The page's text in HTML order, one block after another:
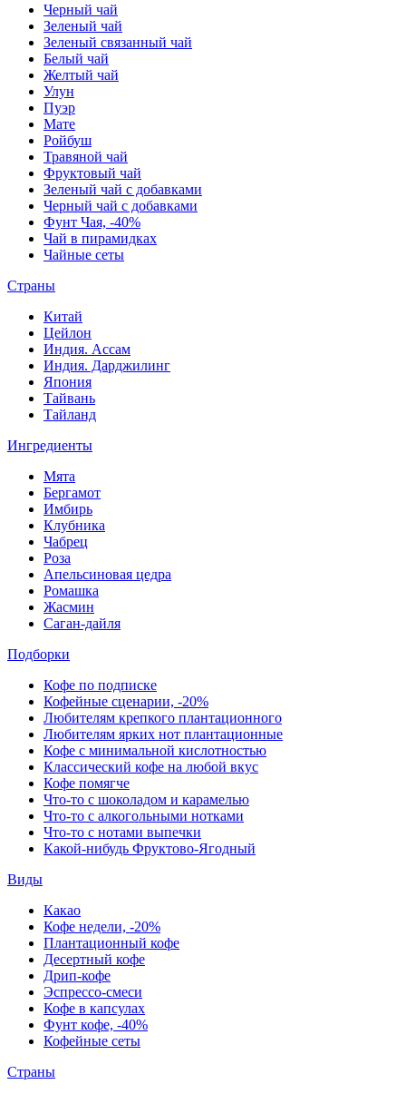
Черный чай
Зеленый чай
Зеленый связанный чай
Белый чай
Желтый чай
Улун
Пуэр
Мате
Ройбуш
Травяной чай
Фруктовый чай
Зеленый чай с добавками
Черный чай с добавками
Фунт Чая, -40%
Чай в пирамидках
Чайные сеты
Страны
Китай
Цейлон
Индия. Ассам
Индия. Дарджилинг
Япония
Тайвань
Тайланд
Ингредиенты
Мята
Бергамот
Имбирь
Клубника
Чабрец
Роза
Апельсиновая цедра
Ромашка
Жасмин
Саган-дайля
Подборки
Кофе по подписке
Кофейные сценарии, -20%
Любителям крепкого плантационного
Любителям ярких нот плантационные
Кофе с минимальной кислотностью
Классический кофе на любой вкус
Кофе помягче
Что-то с шоколадом и карамелью
Что-то с алкогольными нотками
Что-то с нотами выпечки
Какой-нибудь Фруктово-Ягодный
Виды
Какао
Кофе недели, -20%
Плантационный кофе
Десертный кофе
Дрип-кофе
Эспрессо-смеси
Кофе в капсулах
Фунт кофе, -40%
Кофейные сеты
Страны